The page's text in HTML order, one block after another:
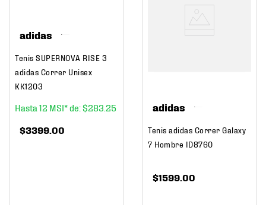
adidas
Tenis SUPERNOVA RISE 3
adidas Correr Unisex
KK1203
12 $283 25
$3399.00
adidas
Tenis adidas Correr Galaxy
7 Hombre ID8760
$1599.00